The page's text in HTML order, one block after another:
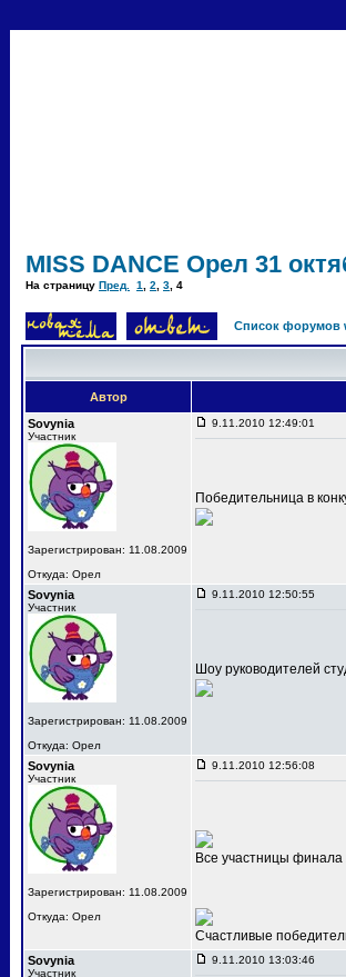
MISS DANCE Орел 31
На страницу Пред. 1 2 3 4
Список форумов
Автор
Sovynia
Участник
Зарегистрирован: 11.08.2009
Откуда: Орел
9.11.2010 12:49:01
Победительница в
Sovynia
Участник
Зарегистрирован: 11.08.2009
Откуда: Орел
9.11.2010 12:50:55
Шоу руководителей
Sovynia
Участник
Зарегистрирован: 11.08.2009
Откуда: Орел
9.11.2010 12:56:08
Все участницы
Счастливые
Sovynia
Участник
9.11.2010 13:03:46